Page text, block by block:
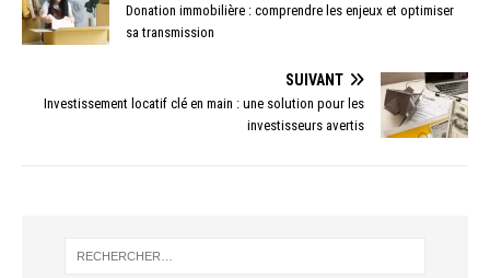
Donation immobilière : comprendre les enjeux et optimiser
sa transmission
SUIVANT
Investissement locatif clé en main : une solution pour les
investisseurs avertis